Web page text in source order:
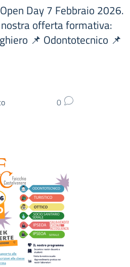
Day 7 Febbraio 2026.
offerta formativa:
📌 Odontotecnico 📌
0